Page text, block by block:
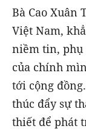
Bà Cao Xuân
Việt Nam,
niềm tin, phụ
của chính
tới cộng
thúc đẩy sự
thiết để phát